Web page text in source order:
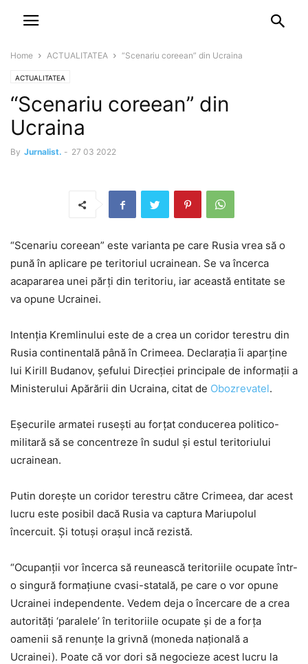
Home ACTUALITATEA “Scenariu coreean” din Ucraina
ACTUALITATEA
“Scenariu coreean” din
Ucraina
By Jurnalist. - 27 03 2022
“Scenariu coreean” este varianta pe care Rusia vrea să o
pună în aplicare pe teritoriul ucrainean. Se va încerca
acapararea unei părți din teritoriu, iar această entitate se
va opune Ucrainei.
Intenția Kremlinului este de a crea un coridor terestru din
Rusia continentală până în Crimeea. Declarația îi aparține
lui Kirill Budanov, șefului Direcției principale de informații a
Ministerului Apărării din Ucraina, citat de Obozrevatel.
Eșecurile armatei rusești au forțat conducerea politico-
militară să se concentreze în sudul și estul teritoriului
ucrainean.
Putin dorește un coridor terestru către Crimeea, dar acest
lucru este posibil dacă Rusia va captura Mariupolul
încercuit. Și totuși orașul incă rezistă.
“Ocupanții vor încerca să reunească teritoriile ocupate într-
o singură formațiune cvasi-statală, pe care o vor opune
Ucrainei independente. Vedem deja o încercare de a crea
autorități ‘paralele’ în teritoriile ocupate și de a forța
oamenii să renunțe la grivnă (moneda națională a
Ucrainei). Poate că vor dori să negocieze acest lucru la